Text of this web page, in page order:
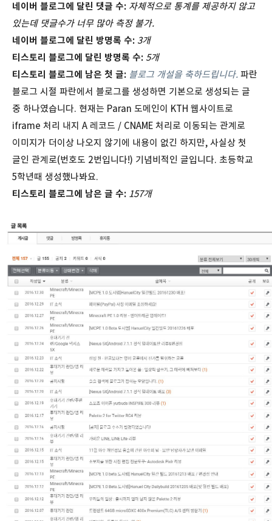
네이버 블로그에 달린 댓글 수: 자체적으로 통계를 제공하지 않고
있는데 댓글수가 너무 많아 측정 불가.
네이버 블로그에 달린 방명록 수: 3개
티스토리 블로그에 달린 방명록 수: 5개
티스토리 블로그에 남은 첫 글: 블로그 개설을 축하드립니다. 파란
블로그 시절 파란에서 블로그를 생성하면 기본으로 생성되는 글
중 하나였습니다. 현재는 Paran 도메인이 KTH 웹사이트로
iframe 처리 내지 A 레코드 / CNAME 처리로 이동되는 관계로
이미지가 더이상 나오지 않기에 내용이 없긴 하지만, 사실상 첫
글인 관계로(번호도 2번입니다!) 기념비적인 글입니다. 초등학교
5학년때 생성했나봐요.
티스토리 블로그에 남은 글 수: 157개